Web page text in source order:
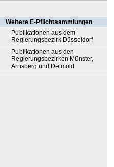
Weitere E-Pflichtsammlungen
Publikationen aus dem
Regierungsbezirk Düsseldorf
Publikationen aus den
Regierungsbezirken Münster,
Arnsberg und Detmold